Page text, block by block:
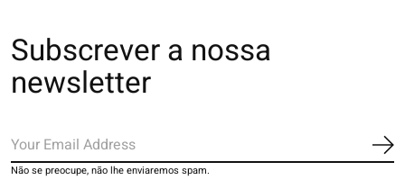
Subscrever a nossa
newsletter
Não se preocupe, não lhe enviaremos spam.